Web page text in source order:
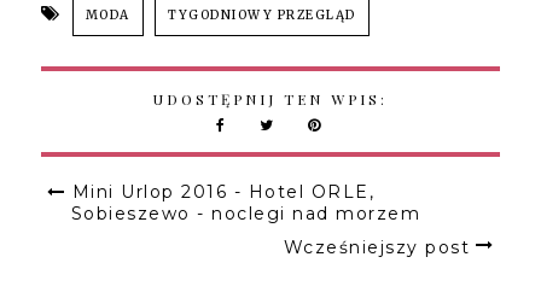
MODA TYGODNIOWY PRZEGLĄD
UDOSTĘPNIJ TEN WPIS:
Mini Urlop 2016 - Hotel ORLE,
Sobieszewo - noclegi nad morzem
Wcześniejszy post